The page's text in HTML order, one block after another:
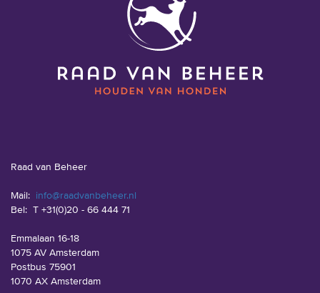
Raad van Beheer
Mail: info@raadvanbeheer.nl
Bel: T +31(0)20 - 66 444 71
Emmalaan 16-18
1075 AV Amsterdam
Postbus 75901
1070 AX Amsterdam